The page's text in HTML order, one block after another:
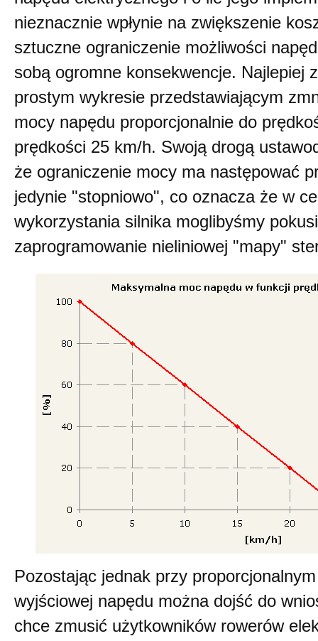
nieznacznie wpłynie na zwiększenie
sztuczne ograniczenie możliwości
sobą ogromne konsekwencje. Najlepiej
prostym wykresie przedstawiającym
mocy napędu proporcjonalnie do
prędkości 25 km/h. Swoją drogą
że ograniczenie mocy ma następować
jedynie "stopniowo", co oznacza że w
wykorzystania silnika moglibyśmy
zaprogramowanie nieliniowej "mapy"
Pozostając jednak przy
wyjściowej napędu można dojść do
chce zmusić użytkowników rowerów